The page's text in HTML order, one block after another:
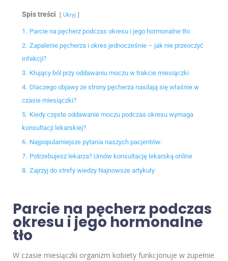
Spis treści Ukryj
1. Parcie na pęcherz podczas okresu i jego hormonalne tło
2. Zapalenie pęcherza i okres jednocześnie – jak nie przeoczyć
infekcji?
3. Kłujący ból przy oddawaniu moczu w trakcie miesiączki
4. Dlaczego objawy ze strony pęcherza nasilają się właśnie w
czasie miesiączki?
5. Kiedy częste oddawanie moczu podczas okresu wymaga
konsultacji lekarskiej?
6. Najpopularniejsze pytania naszych pacjentów:
7. Potrzebujesz lekarza? Umów konsultację lekarską online
8. Zajrzyj do strefy wiedzy Najnowsze artykuły
Parcie na pęcherz podczas
okresu i jego hormonalne
tło
W czasie miesiączki organizm kobiety funkcjonuje w zupełnie